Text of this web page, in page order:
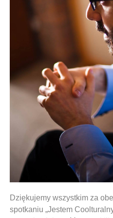
Dziękujemy wszystkim za
spotkaniu „Jestem